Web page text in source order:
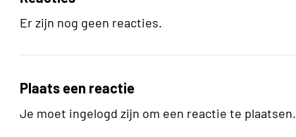
Er zijn nog geen reacties.
Plaats een reactie
Je moet ingelogd zijn om een reactie te plaatsen.